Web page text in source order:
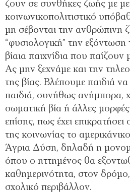
ζουν σε συνθήκες ζωής με
κοινωνικοπολιτιστικό
μη σέβονται την ανθρώπινη
“φυσιολογική” την
βίαια παιχνίδια που
Ας μην ξεχνάμε και την
της βίας. Βλέπουμε παιδιά
παιδιά, συνήθως ανήμπορα,
σωματική βία ή άλλες
επίσης, πως έχει
της κοινωνίας το
Άγρια Δύση, δηλαδή η
όπου ο ηττημένος θα
καθημερινότητα, στον
σχολικό περιβάλλον.